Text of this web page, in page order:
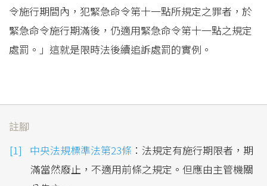
令施行期間內，犯緊急命令第十一點所規定之罪者，於
緊急命令施行期滿後，仍適用緊急命令第十一點之規定
處罰。」這就是限時法後續追訴處罰的實例。
註腳
中央法規標準法第23條 ：法規定有施行期限者，期
滿當然廢止，不適用前條之規定。但應由主管機關